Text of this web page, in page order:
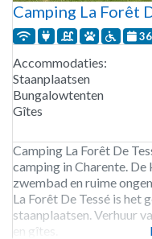
Camping La Forêt
Accommodaties:
Staanplaatsen
Bungalowtenten
Gîtes
Camping La Forêt De
camping in Charente.
zwembad en ruime
La Forêt De Tessé is het
staanplaatsen. Verhuur
en gîtes.